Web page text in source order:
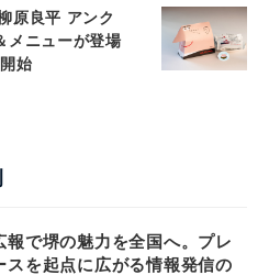
原良平 アンク
メニューが登場
始
報で堺の魅力を全国へ。プレ
スを起点に広がる情報発信の